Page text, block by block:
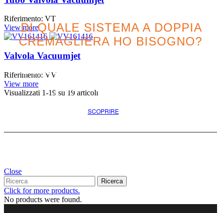
Riferimento: VT
View more
Valvola Vacuumjet
Riferimento: VV
View more
Visualizzati 1-19 su 19 articoli
DI QUALE SISTEMA A DOPPIA
CREMAGLIERA HO BISOGNO?
Cercate l'opzione migliore
per il vostro progetto
SCOPRIRE
Close
Ricerca
Click for more products.
No products were found.